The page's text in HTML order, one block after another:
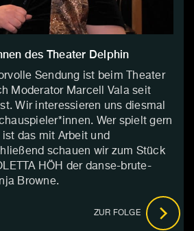
des Theater Delphin
Sendung ist beim Theater
Moderator Marcell Vala seit
Wir interessieren uns diesmal
Wer spielt gern
das mit Arbeit und
schauen wir zum Stück
HÖH der danse-brute-
Browne.
ZUR FOLGE